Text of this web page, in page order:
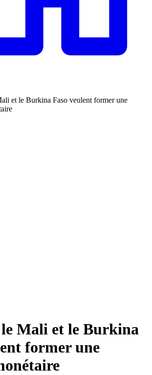
et le Burkina Faso veulent former une
Mali et le Burkina
former une